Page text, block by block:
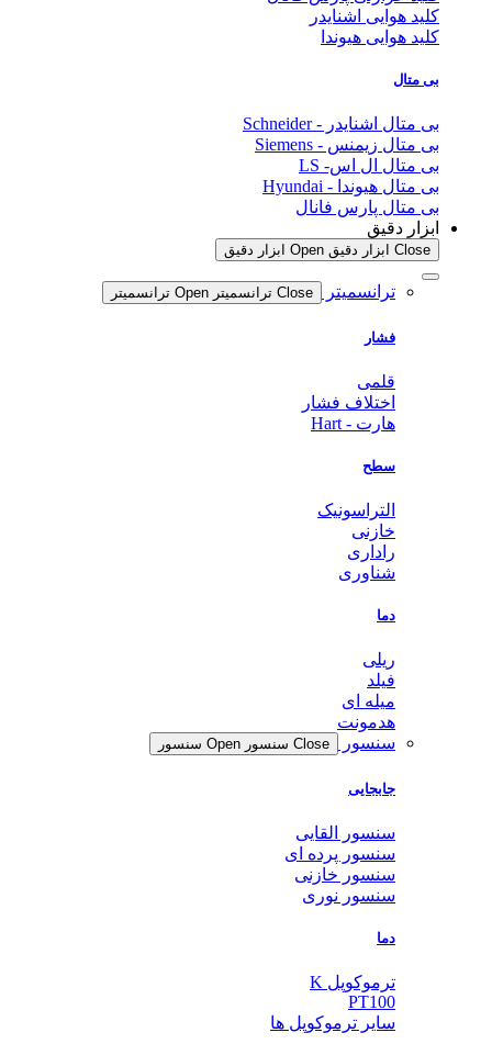
کلید هوایی اشنایدر
کلید هوایی هیوندا
بی متال
بی متال اشنایدر - Schneider
بی متال زیمنس - Siemens
بی متال ال اس- LS
بی متال هیوندا - Hyundai
بی متال پارس فانال
ابزار دقیق
Close ابزار دقیق Open ابزار دقیق
ترانسمیتر Close ترانسمیتر Open ترانسمیتر
فشار
قلمی
اختلاف فشار
هارت - Hart
سطح
التراسونیک
خازنی
راداری
شناوری
دما
ریلی
فیلد
میله ای
هدمونت
سنسور
Close سنسور Open سنسور
جابجایی
سنسور القایی
سنسور پرده ای
سنسور خازنی
سنسور نوری
دما
ترموکوپل K
PT100
سایر ترموکوپل ها